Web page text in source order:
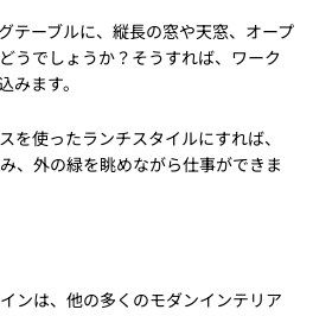
テーブルに、縦長の窓や天窓、オープ
うでしょうか？そうすれば、ワーク
みます。
を使ったランチスタイルにすれば、
、外の緑を眺めながら仕事ができま
ンは、他の多くのモダンインテリア